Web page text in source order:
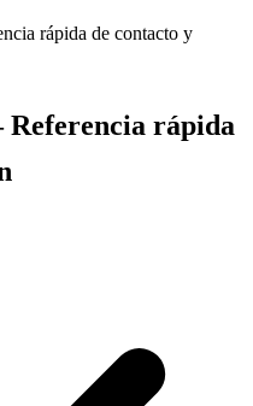
rápida de contacto y
rápida